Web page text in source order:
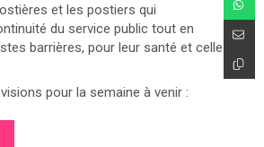
et les postiers qui
du service public tout en
barrières, pour leur santé et celle
pour la semaine à venir :